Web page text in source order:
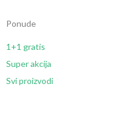
Ponude
1+1 gratis
Super akcija
Svi proizvodi